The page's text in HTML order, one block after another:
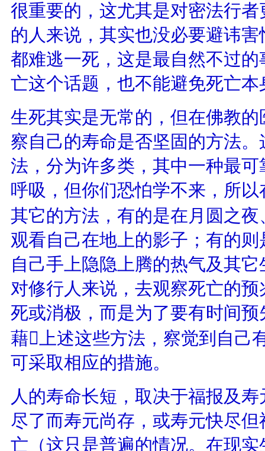
很重要的，这尤其是对密法行
的人来说，其实也没必要避讳
都难逃一死，这是最自然不过
亡这个话题，也不能避免死亡本
生死其实是无常的，但在佛教
察自己的寿命是否坚固的方法
法，分为许多类，其中一种最
呼吸，但你们恐怕学不来，所
其它的方法，有的是在月圆之
观看自己在地上的影子；有的
自己手上隐隐上腾的热气及其
对修行人来说，去观察死亡的
死或消极，而是为了要有时间
藉上述这些方法，察觉到自己
可采取相应的措施。
人的寿命长短，取决于福报及
尽了而寿元尚存，或寿元快尽
亡（这只是普遍的情况。在现